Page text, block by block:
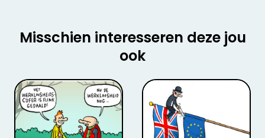
Misschien interesseren deze jou
ook